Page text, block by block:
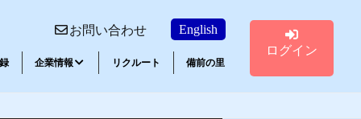
お問い合わせ English
企業情報 リクルート 備前の里
ログイン